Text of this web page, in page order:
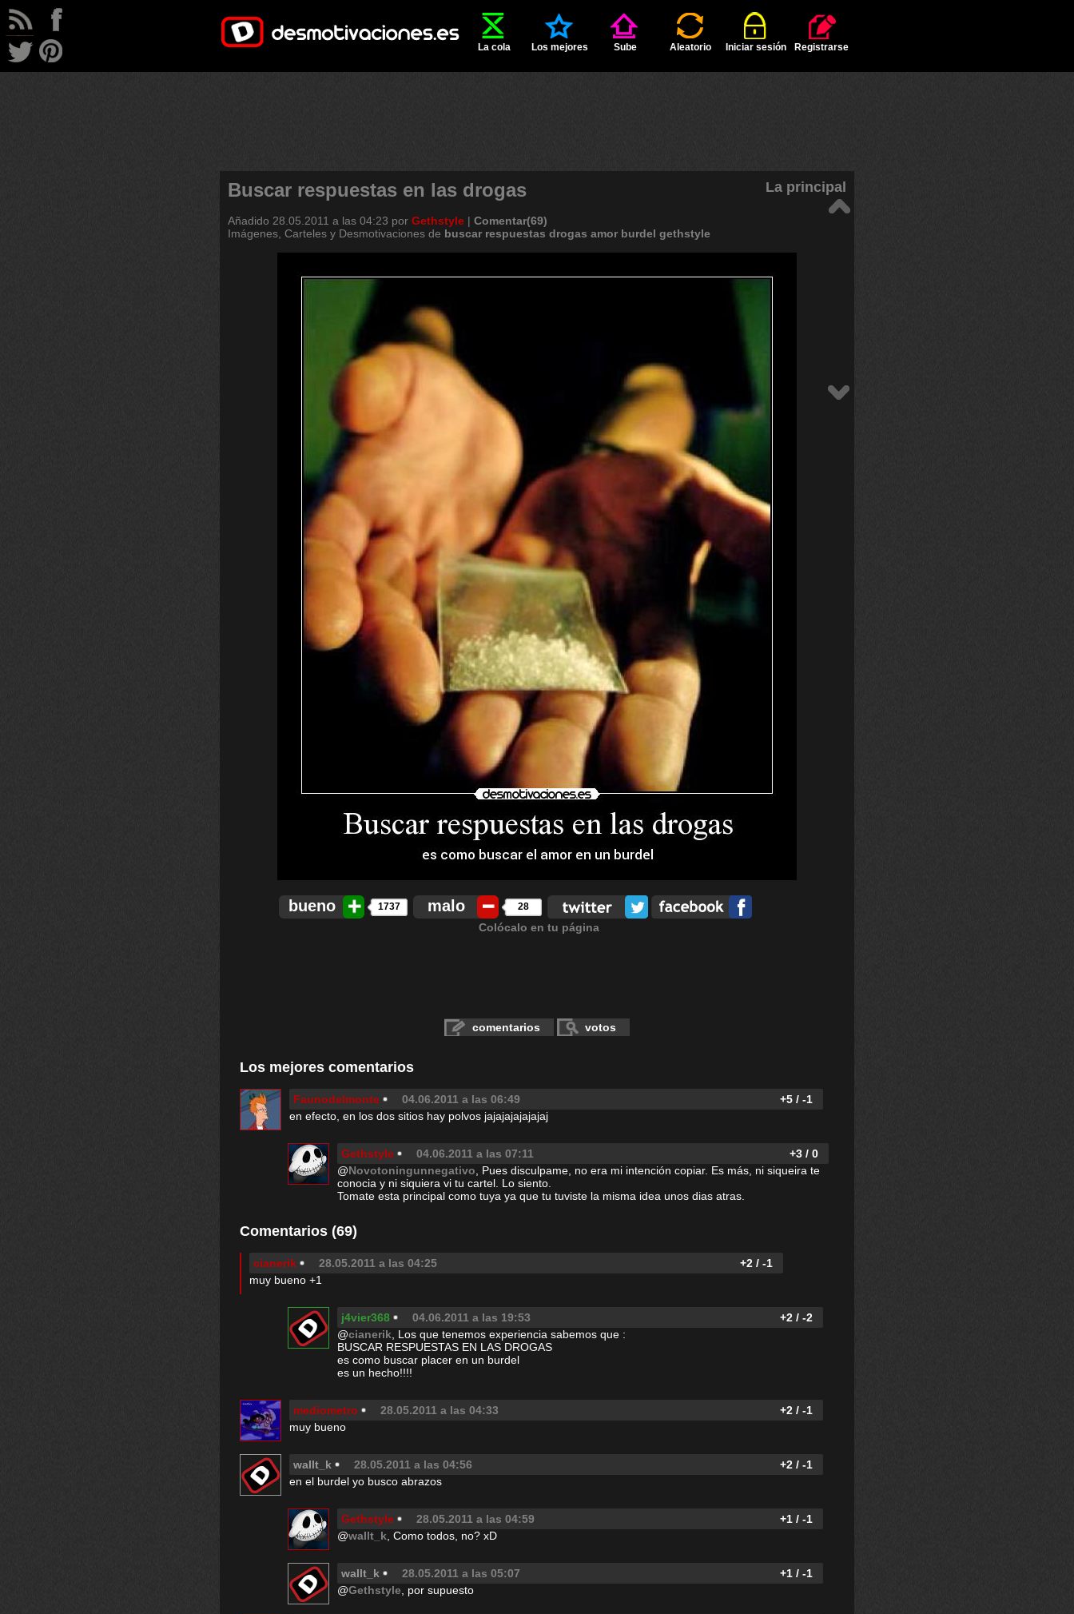
La cola Los mejores Sube Aleatorio Iniciar sesión Registrarse
Buscar respuestas en las drogas La principal
Añadido 28.05.2011 a las 04:23 por Gethstyle | Comentar(69)
Imágenes, Carteles y Desmotivaciones de buscar respuestas drogas amor burdel gethstyle
bueno 1737 malo 28
Colócalo en tu página
comentarios votos
Los mejores comentarios
Faunodelmonte 04.06.2011 a las 06:49
+5 / -1
en efecto, en los dos sitios hay polvos jajajajajajajaj
Gethstyle 04.06.2011 a las 07:11
+3 / 0
@Novotoningunnegativo , Pues disculpame, no era mi intención copiar. Es más, ni siqueira te
conocia y ni siquiera vi tu cartel. Lo siento.
Tomate esta principal como tuya ya que tu tuviste la misma idea unos dias atras.
Comentarios (69)
cianerik 28.05.2011 a las 04:25
+2 / -1
muy bueno +1
j4vier368 04.06.2011 a las 19:53
+2 / -2
@cianerik , Los que tenemos experiencia sabemos que :
BUSCAR RESPUESTAS EN LAS DROGAS
es como buscar placer en un burdel
es un hecho!!!!
mediometro 28.05.2011 a las 04:33
+2 / -1
muy bueno
waIlt_k 28.05.2011 a las 04:56
+2 / -1
en el burdel yo busco abrazos
Gethstyle 28.05.2011 a las 04:59
+1 / -1
@waIlt_k , Como todos, no? xD
waIlt_k 28.05.2011 a las 05:07
+1 / -1
@Gethstyle , por supuesto